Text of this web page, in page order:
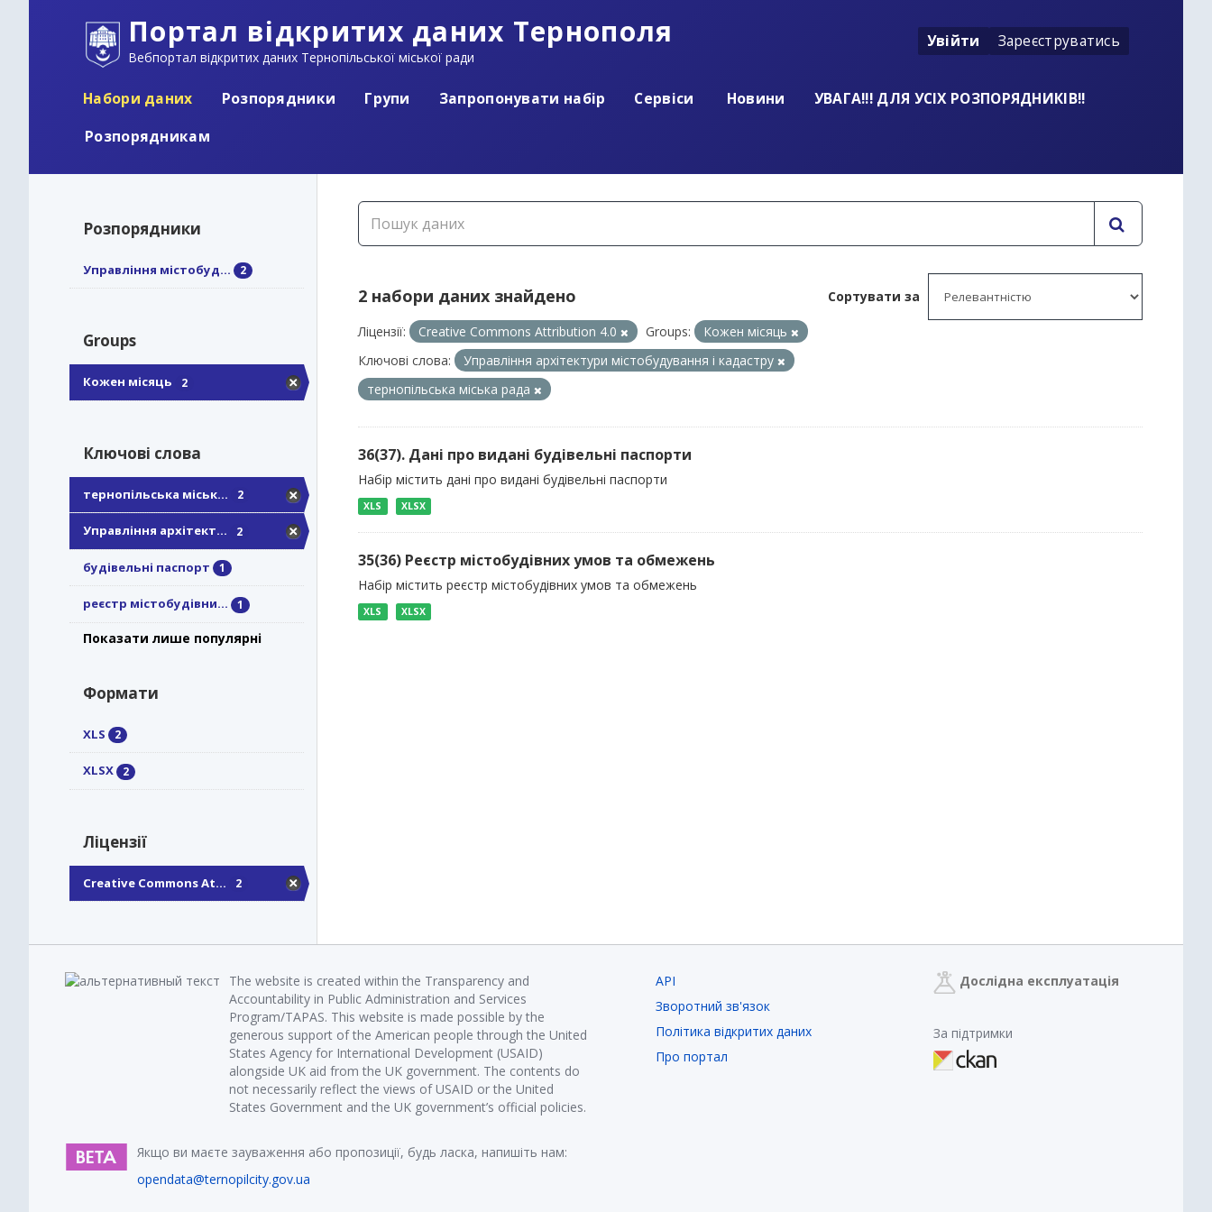
Портал відкритих даних Тернополя
Вебпортал відкритих даних Тернопільської міської ради
Увійти Зареєструватись
Набори даних Розпорядники Групи Запропонувати набір Сервіси Новини
УВАГА!!! ДЛЯ УСІХ РОЗПОРЯДНИКІВ!!
Розпорядникам
Розпорядники
Управління містобуд... 2
Groups
Кожен місяць 2
Ключові слова
тернопільська міськ... 2
Управління архітект... 2
будівельні паспорт 1
реєстр містобудівни... 1
Показати лише популярні
Формати
XLS 2
XLSX 2
Ліцензії
Creative Commons At... 2
Сортувати за
2 набори даних знайдено
Ліцензії: Creative Commons Attribution 4.0 Groups:
Кожен місяць
Ключові слова:
Управління архітектури містобудування і кадастру
тернопільська міська рада
36(37). Дані про видані будівельні паспорти
Набір містить дані про видані будівельні паспорти
XLS XLSX
35(36) Реєстр містобудівних умов та обмежень
Набір містить реєстр містобудівних умов та обмежень
XLS XLSX
The website is created within the Transparency and
Accountability in Public Administration and Services
Program/TAPAS. This website is made possible by the
generous support of the American people through the United
States Agency for International Development (USAID)
alongside UK aid from the UK government. The contents do
not necessarily reflect the views of USAID or the United
States Government and the UK government’s official policies.
Якщо ви маєте зауваження або пропозиції, будь ласка, напишіть нам:
opendata@ternopilcity.gov.ua
API
Зворотний зв'язок
Політика відкритих даних
Про портал
Дослідна експлуатація
За підтримки